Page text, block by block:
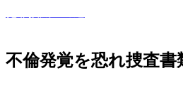
不倫発覚を恐れ捜査